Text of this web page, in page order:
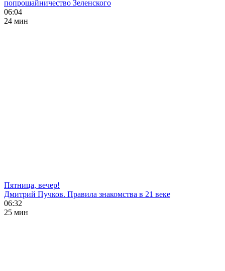
попрошайничество Зеленского
06:04
24 мин
Пятница, вечер!
Дмитрий Пучков. Правила знакомства в 21 веке
06:32
25 мин